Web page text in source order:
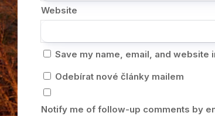
Website
Save my name, email, and website
Odebírat nové články mailem
Notify me of follow-up comments by